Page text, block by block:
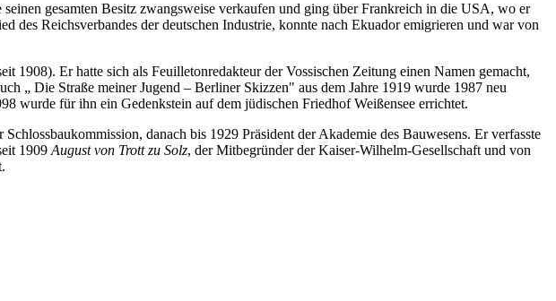
gesamten Besitz zwangsweise verkaufen und ging über Frankreich in die USA, wo er
des Reichsverbandes der deutschen Industrie, konnte nach Ekuador emigrieren und war von
1908). Er hatte sich als Feuilletonredakteur der Vossischen Zeitung einen Namen gemacht,
„ Die Straße meiner Jugend – Berliner Skizzen" aus dem Jahre 1919 wurde 1987 neu
wurde für ihn ein Gedenkstein auf dem jüdischen Friedhof Weißensee errichtet.
danach bis 1929 Präsident der Akademie des Bauwesens. Er verfasste
1909 August von Trott zu Solz, der Mitbegründer der Kaiser-Wilhelm-Gesellschaft und von